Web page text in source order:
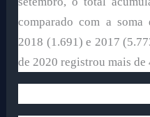
comparado com a
2018 (1.691) e 2017
de 2020 registrou mais de